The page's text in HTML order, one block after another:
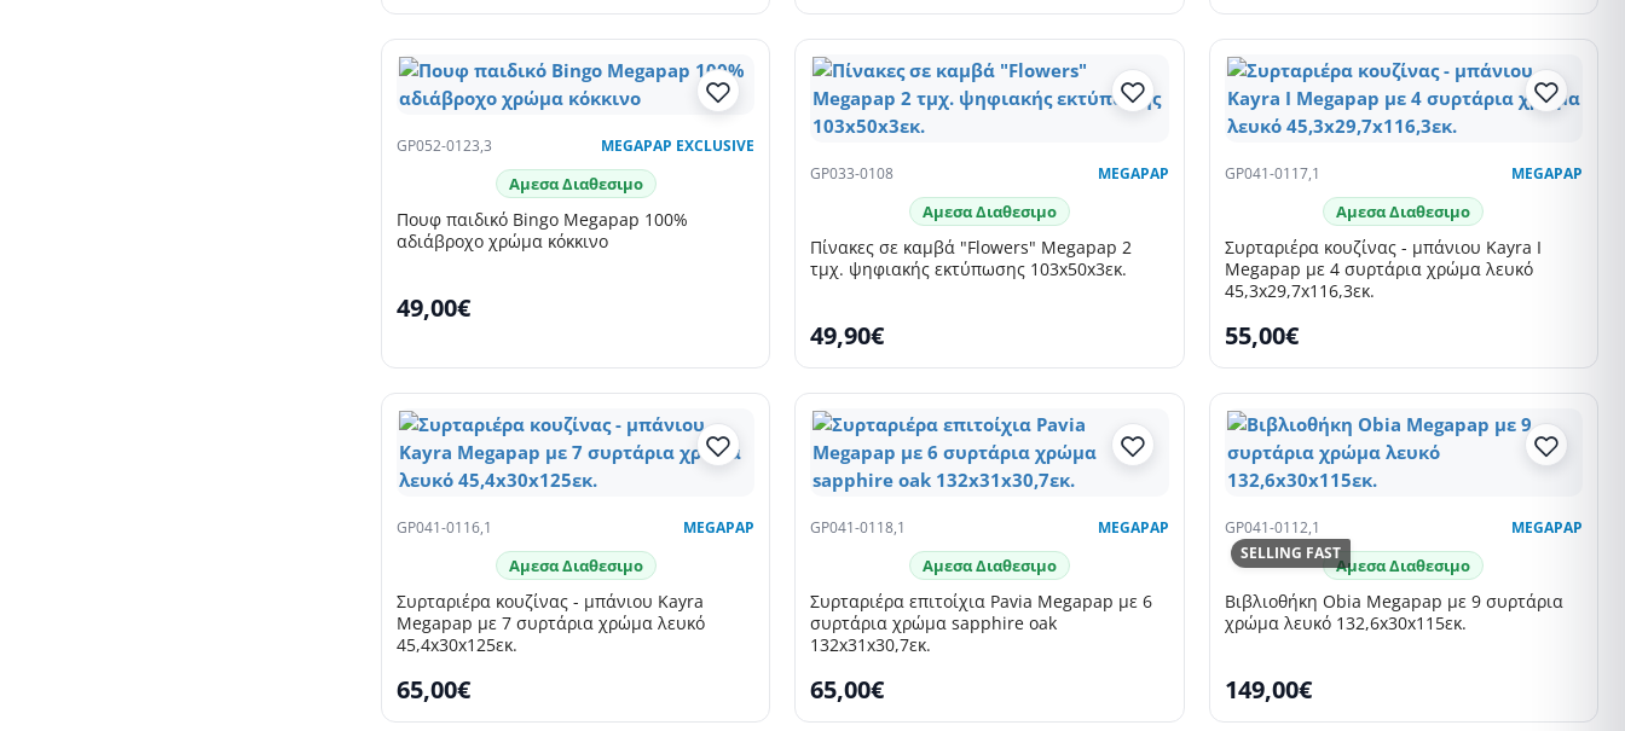
SELLING FAST
GP052-0123,3 MEGAPAP EXCLUSIVE
Αμεσα Διαθεσιμο
Πουφ παιδικό Bingo Megapap 100%
αδιάβροχο χρώμα κόκκινο
49,00€
GP033-0108 MEGAPAP
Αμεσα Διαθεσιμο
Πίνακες σε καμβά "Flowers" Megapap 2
τμχ. ψηφιακής εκτύπωσης 103x50x3εκ.
49,90€
GP041-0117,1 MEGAPAP
Αμεσα Διαθεσιμο
Συρταριέρα κουζίνας - μπάνιου Kayra I
Megapap με 4 συρτάρια χρώμα λευκό
45,3x29,7x116,3εκ.
55,00€
GP041-0116,1 MEGAPAP
Αμεσα Διαθεσιμο
Συρταριέρα κουζίνας - μπάνιου Kayra
Megapap με 7 συρτάρια χρώμα λευκό
45,4x30x125εκ.
65,00€
GP041-0118,1 MEGAPAP
Αμεσα Διαθεσιμο
Συρταριέρα επιτοίχια Pavia Megapap με 6
συρτάρια χρώμα sapphire oak
132x31x30,7εκ.
65,00€
SELLING FAST
GP041-0112,1 MEGAPAP
Αμεσα Διαθεσιμο
Βιβλιοθήκη Obia Megapap με 9 συρτάρια
χρώμα λευκό 132,6x30x115εκ.
149,00€